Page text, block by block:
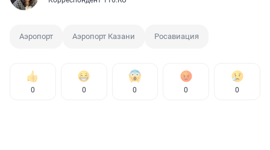
Аэропорт Аэропорт Казани Росавиация
0 0 0 0 0